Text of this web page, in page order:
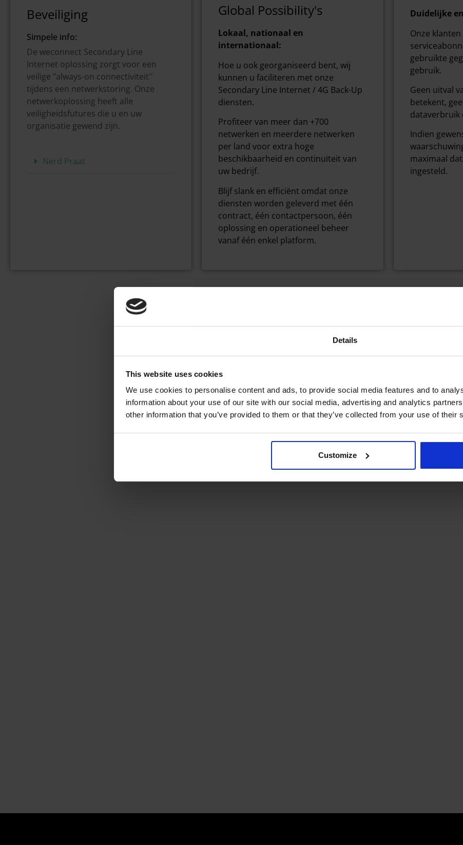
Details
This website uses cookies
We use cookies to personalise content and ads, to provide social media features and to
information about your use of our site with our social media, advertising and analytics
other information that you’ve provided to them or that they’ve collected from your use of their
Customize
Beveiliging
Simpele info:
De weconnect Secondary Line
Internet oplossing zorgt voor een
veilige "always-on connectiviteit''
tijdens een netwerkstoring. Onze
netwerkoplossing heeft alle
veiligheidsfutures die u en uw
organisatie gewend zijn.
Nerd Praat
Global Possibility's
Lokaal, nationaal en
internationaal:
Hoe u ook georganiseerd bent, wij
kunnen u faciliteren met onze
Secondary Line Internet / 4G Back-Up
diensten.
Profiteer van meer dan +700
netwerken en meerdere netwerken
per land voor extra hoge
beschikbaarheid en continuïteit van
uw bedrijf.
Blijf slank en efficiënt omdat onze
diensten worden geleverd met één
contract, één contactpersoon, één
oplossing en operationeel beheer
vanaf één enkel platform.
Duidelijke
Onze
gebruikte
gebruik.
Geen uitval
betekent,
dataverbruik
Indien
maximaal
ingesteld.